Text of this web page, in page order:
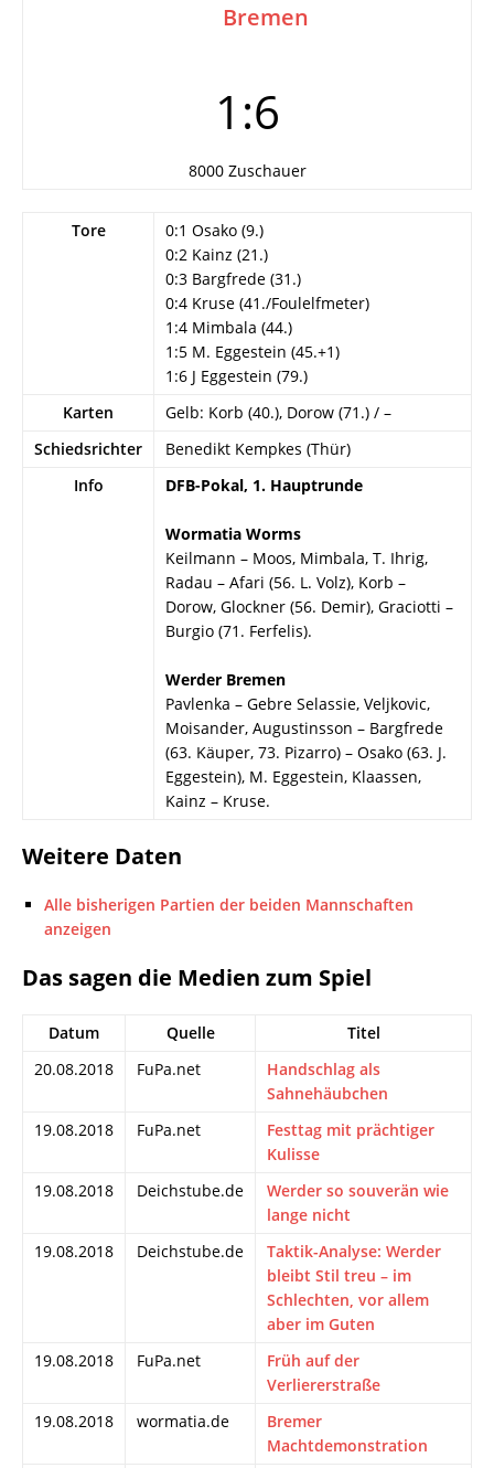
Bremen
1:6
8000 Zuschauer
Tore
0:1 Osako (9.)
0:2 Kainz (21.)
0:3 Bargfrede (31.)
0:4 Kruse (41./Foulelfmeter)
1:4 Mimbala (44.)
1:5 M. Eggestein (45.+1)
1:6 J Eggestein (79.)
Karten
Gelb: Korb (40.), Dorow (71.) / –
Schiedsrichter
Benedikt Kempkes (Thür)
Info
DFB-Pokal, 1. Hauptrunde
Wormatia Worms
Keilmann – Moos, Mimbala, T. Ihrig,
Radau – Afari (56. L. Volz), Korb –
Dorow, Glockner (56. Demir), Graciotti –
Burgio (71. Ferfelis).
Werder Bremen
Pavlenka – Gebre Selassie, Veljkovic,
Moisander, Augustinsson – Bargfrede
(63. Käuper, 73. Pizarro) – Osako (63. J.
Eggestein), M. Eggestein, Klaassen,
Kainz – Kruse.
Weitere Daten
Alle bisherigen Partien der beiden Mannschaften
anzeigen
Das sagen die Medien zum Spiel
Datum Quelle
Titel
20.08.2018
FuPa.net
Handschlag als
Sahnehäubchen
19.08.2018
FuPa.net
Festtag mit prächtiger
Kulisse
19.08.2018
Deichstube.de
Werder so souverän wie
lange nicht
19.08.2018
Deichstube.de
Taktik-Analyse: Werder
bleibt Stil treu – im
Schlechten, vor allem
aber im Guten
19.08.2018
FuPa.net
Früh auf der
Verliererstraße
19.08.2018
wormatia.de
Bremer
Machtdemonstration